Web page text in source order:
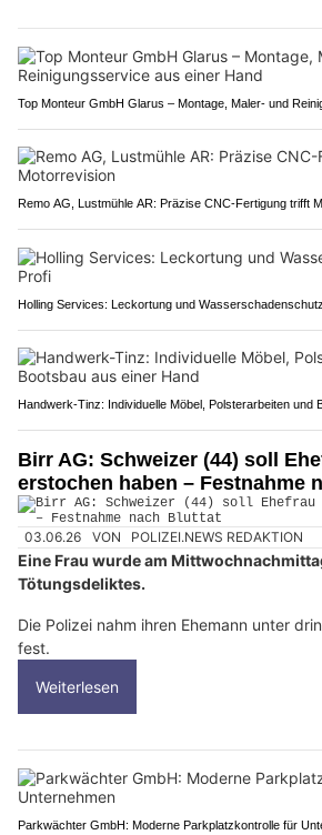
Top Monteur GmbH Glarus – Montage, Maler- und
Remo AG, Lustmühle AR: Präzise CNC-Fertigung trifft
Holling Services: Leckortung und
Handwerk-Tinz: Individuelle Möbel, Polsterarbeiten und
Birr AG: Schweizer (44) soll
erstochen haben – Festnahme
03.06.26 VON POLIZEI.NEWS REDAKTION
Eine Frau wurde am
Tötungsdeliktes.
Die Polizei nahm ihren Ehemann unter
fest.
Weiterlesen
Parkwächter GmbH: Moderne Parkplatzkontrolle für